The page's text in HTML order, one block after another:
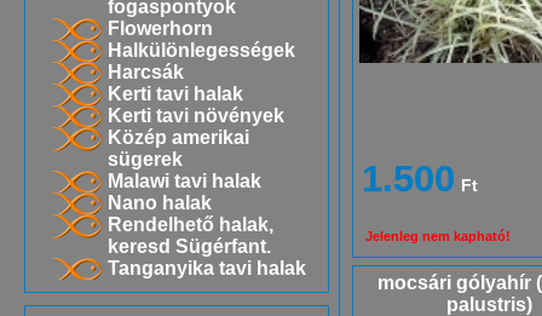
fogaspontyok
Flowerhorn
Halkülönlegességek
Harcsák
Kerti tavi halak
Kerti tavi növények
Közép amerikai
sügerek
Malawi tavi halak
Nano halak
Rendelhető halak,
keresd Sügérfant.
Tanganyika tavi halak
1.500 Ft
Jelenleg nem kapható!
mocsári gólyahír
palustris)